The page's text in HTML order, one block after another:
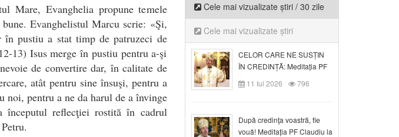
Mare, Evanghelia propune temele
Evanghelistul Marcu scrie: «Şi,
pustiu a stat timp de patruzeci de
13) Isus merge în pustiu pentru a-şi
de convertire dar, în calitate de
atât pentru sine însuşi, pentru a
noi, pentru a ne da harul de a învinge
reflecţiei rostită în cadrul
Cele mai vizualizate știri / 30 zile
Cele mai vizualizate știri
CELOR CARE NE SUSȚIN
ÎN CREDINȚĂ: Meditația PF
Claudiu la Duminica a VI-a
după Rusalii
11 Iul 2026 796
După credinţa voastră, fie
vouă! Meditația PF Claudiu la